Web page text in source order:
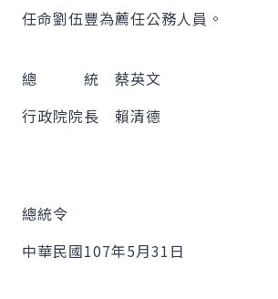
任命劉伍豐為薦任公務人員。
總 統 蔡英文
行政院院長 賴清德
總統令
中華民國107年5月31日